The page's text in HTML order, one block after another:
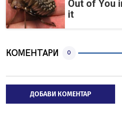
Out of You
it
КОМЕНТАРИ 0
ДОБАВИ КОМЕНТАР